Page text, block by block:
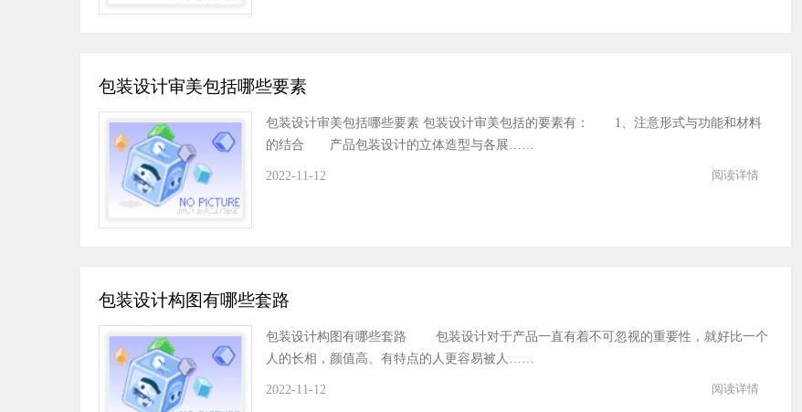
包装设计审美包括哪些要素
包装设计审美包括哪些要素 包装设计审美包括的要素有： 1、注意形式与功能和材料
的结合 产品包装设计的立体造型与各展……
2022-11-12 阅读详情
包装设计构图有哪些套路
包装设计构图有哪些套路 包装设计对于产品一直有着不可忽视的重要性，就好比一个
人的长相，颜值高、有特点的人更容易被人……
2022-11-12 阅读详情